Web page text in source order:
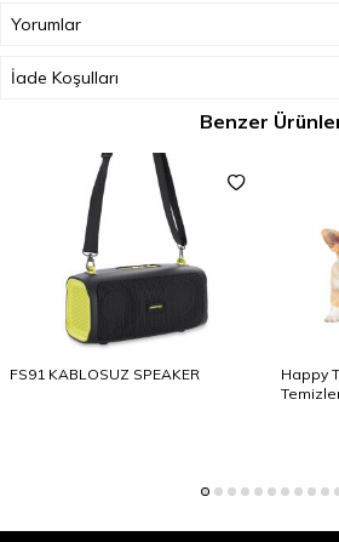
Yorumlar
İade Koşulları
Benzer
FS91 KABLOSUZ SPEAKER
Happy